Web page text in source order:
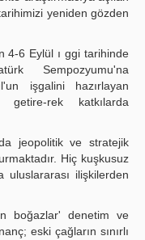
yeniden gözden
4-6 Eylül ı ggi tarihinde
Sempozyumu'na
işgalini hazırlayan
rek katkılarda
jeopolitik ve stratejik
Hiç kuşkusuz
uluslararası ilişkilerden
boğazlar' denetim ve
eski çağların sınırlı